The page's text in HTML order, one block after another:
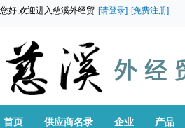
您好,欢迎进入慈溪外经贸 [请登录] [免费注册]
首页 供应商名录 企业 产品